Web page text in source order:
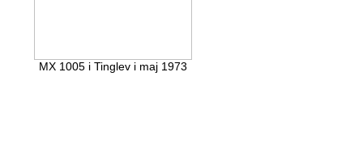
MX 1005 i Tinglev i maj 1973